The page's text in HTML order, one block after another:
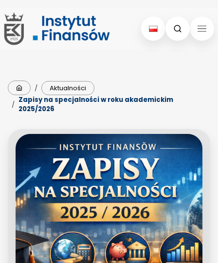
Skip
to
content
Skip
to
menu
Strona główna
/
Aktualności
/ Zapisy na specjalności w roku akademickim
2025/2026